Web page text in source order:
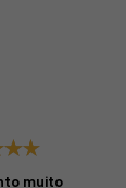
muito